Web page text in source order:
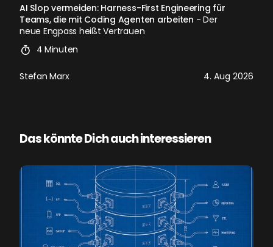
AI Slop vermeiden: Harness-First Engineering für
Teams, die mit Coding Agenten arbeiten - Der
neue Engpass heißt Vertrauen
4 Minuten
Stefan Marx 4. Aug 2026
Das könnte Dich auch interessieren